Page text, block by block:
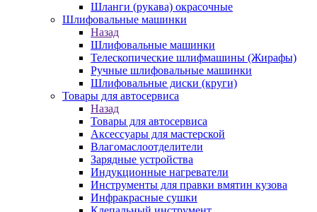
Шланги (рукава) окрасочные
Шлифовальные машинки
Назад
Шлифовальные машинки
Телескопические шлифмашины (Жирафы)
Ручные шлифовальные машинки
Шлифовальные диски (круги)
Товары для автосервиса
Назад
Товары для автосервиса
Аксессуары для мастерской
Влагомаслоотделители
Зарядные устройства
Индукционные нагреватели
Инструменты для правки вмятин кузова
Инфракрасные сушки